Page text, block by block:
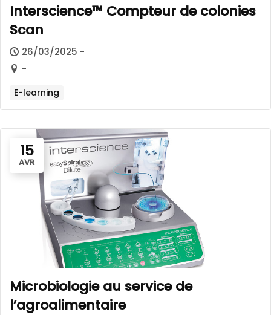
Interscience™ Compteur de colonies
Scan
26/03/2025 -
-
E-learning
15
AVR
Microbiologie au service de
l’agroalimentaire